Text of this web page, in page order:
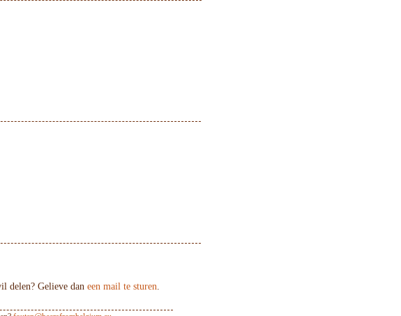
delen? Gelieve dan een mail te sturen.